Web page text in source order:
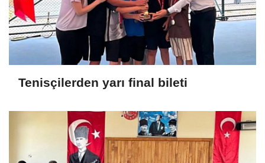
Tenisçilerden yarı final bileti